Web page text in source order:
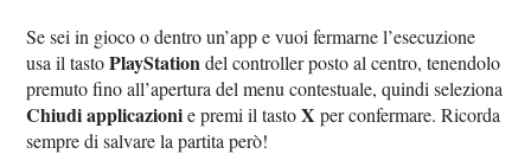
Se sei in gioco o dentro un’app e vuoi fermarne l’esecuzione
usa il tastoPlayStationdel controller posto al centro, tenendolo
premuto fino all’apertura del menu contestuale, quindi seleziona
Chiudi applicazionie premi il tastoX per confermare. Ricorda
sempre di salvare la partita però!